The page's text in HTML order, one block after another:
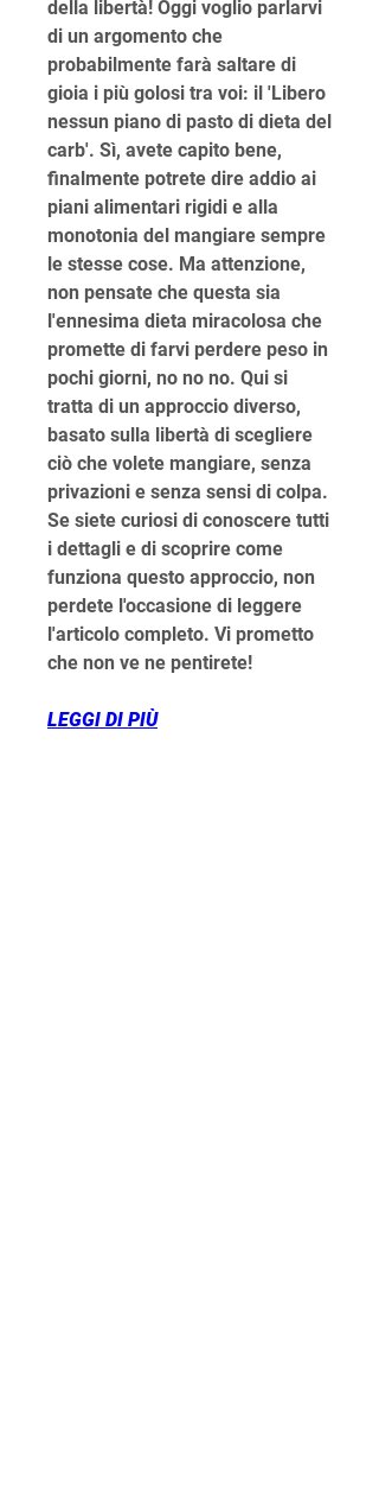
della libertà! Oggi voglio parlarvi
di un argomento che
probabilmente farà saltare di
gioia i più golosi tra voi: il 'Libero
nessun piano di pasto di dieta del
carb'. Sì, avete capito bene,
finalmente potrete dire addio ai
piani alimentari rigidi e alla
monotonia del mangiare sempre
le stesse cose. Ma attenzione,
non pensate che questa sia
l'ennesima dieta miracolosa che
promette di farvi perdere peso in
pochi giorni, no no no. Qui si
tratta di un approccio diverso,
basato sulla libertà di scegliere
ciò che volete mangiare, senza
privazioni e senza sensi di colpa.
Se siete curiosi di conoscere tutti
i dettagli e di scoprire come
funziona questo approccio, non
perdete l'occasione di leggere
l'articolo completo. Vi prometto
che non ve ne pentirete!
LEGGI DI PIÙ